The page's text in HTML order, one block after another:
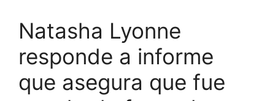
Natasha Lyonne
responde a informe
que asegura que fue